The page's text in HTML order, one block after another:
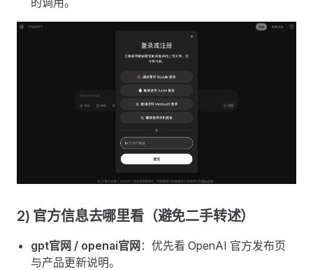
2) 官方信息去哪里看（避免二手转述）
gpt官网 / openai官网 ：优先看 OpenAI 官方发布页
与产品更新说明。